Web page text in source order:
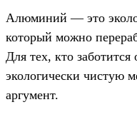
Алюминий — это
который можно
Для тех, кто
экологически чистую
аргумент.